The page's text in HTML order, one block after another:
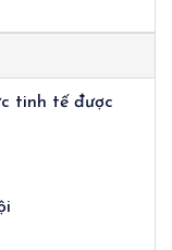
tinh tế được